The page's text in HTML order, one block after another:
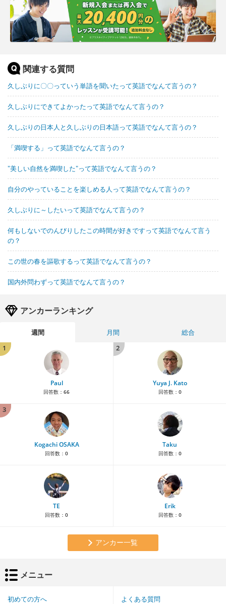
関連する質問
久しぶりに〇〇っていう単語を聞いたって英語でなんて言うの？
久しぶりにできてよかったって英語でなんて言うの？
久しぶりの日本人と久しぶりの日本語って英語でなんて言うの？
「満喫する」って英語でなんて言うの？
"美しい自然を満喫した"って英語でなんて言うの？
自分のやっていることを楽しめる人って英語でなんて言うの？
久しぶりに～したいって英語でなんて言うの？
何もしないでのんびりしたこの時間が好きですって英語でなんて言う
の？
この世の春を謳歌するって英語でなんて言うの？
国内外問わずって英語でなんて言うの？
アンカーランキング
週間 月間
総合
1
Paul
回答数： 66
2
Yuya J. Kato
回答数： 0
3
Kogachi OSAKA
回答数： 0
Taku
回答数： 0
TE
回答数： 0
Erik
回答数： 0
アンカー一覧
メニュー
初めての方へ よくある質問